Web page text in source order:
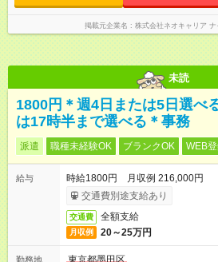
掲載元企業名 株式会社ネオキャリア
未読
1800円＊週4日または5日選べ
は17時半まで選べる＊事務
派遣 職種未経験OK ブランクOK WEB
給与
時給1800円 月収例 216,000円
交通費別途支給あり
交通費 全額支給
月収例 20～25万円
勤務地
東京都墨田区